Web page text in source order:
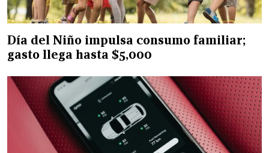
Día del Niño impulsa consumo familiar;
gasto llega hasta $5,000